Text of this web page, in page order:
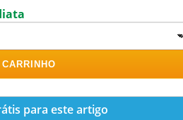
para este artigo